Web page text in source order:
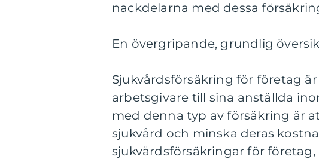
nackdelarna med dessa
En övergripande, grundlig
Sjukvårdsförsäkring för företag
arbetsgivare till sina anställda
med denna typ av försäkring är
sjukvård och minska deras
sjukvårdsförsäkringar för